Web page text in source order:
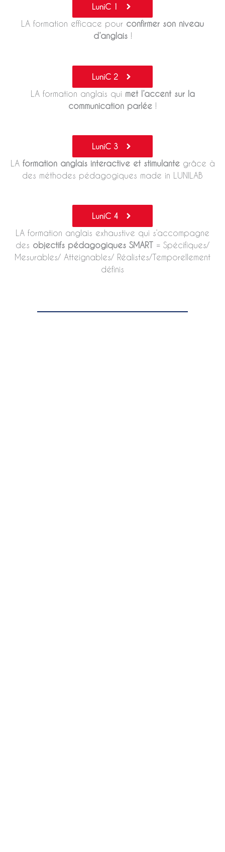
LuniC 1
LA formation efficace pour confirmer son niveau
d’anglais!
LuniC 2
LA formation anglais qui met l’accent sur la
communication parlée !
LuniC 3
LA formation anglais interactive et stimulantegrâce à
des méthodes pédagogiques made in LUNILAB
LuniC 4
LA formation anglais exhaustive qui s’accompagne
des objectifs pédagogiques SMART = Spécifiques/
Mesurables/ Atteignables/ Réalistes/Temporellement
définis